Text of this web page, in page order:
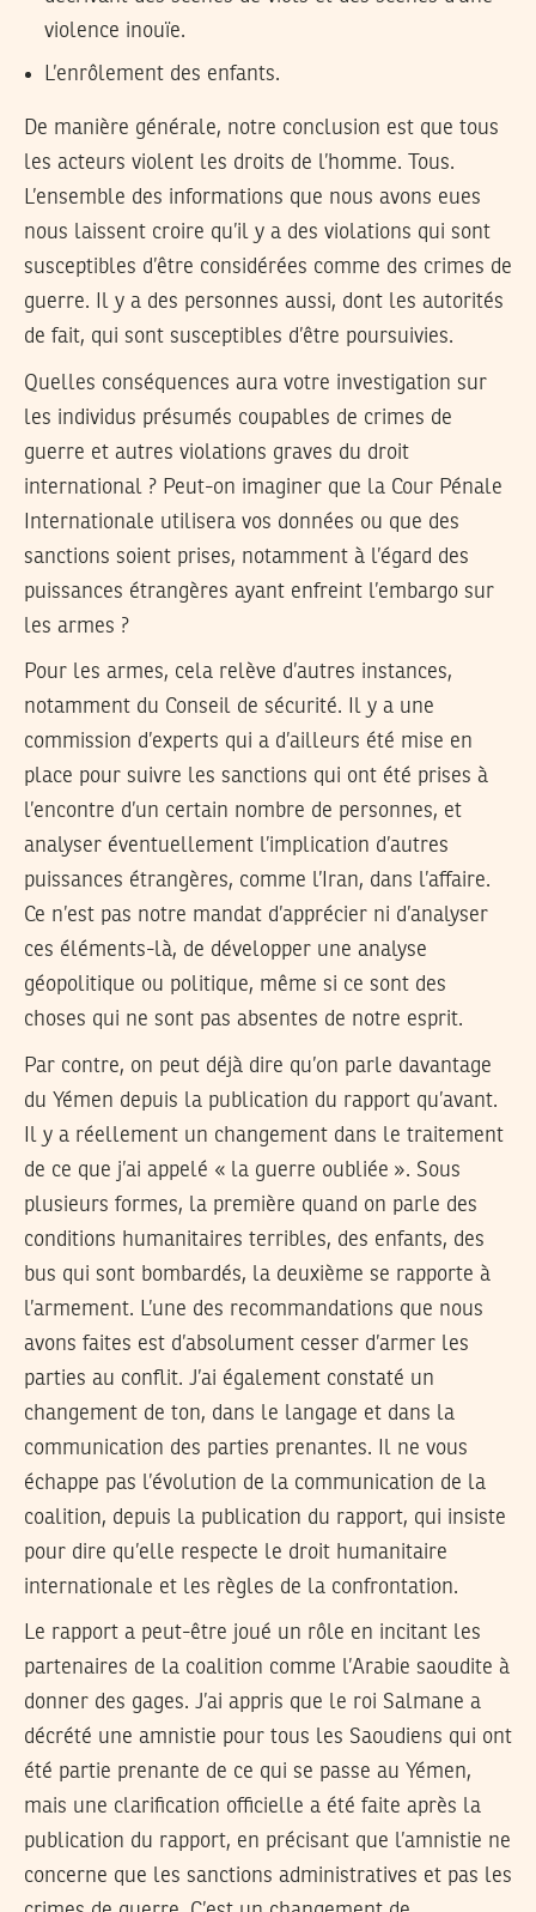
violence inouïe.
L’enrôlement des enfants.
De manière générale, notre conclusion est que tous
les acteurs violent les droits de l’homme. Tous.
L’ensemble des informations que nous avons eues
nous laissent croire qu’il y a des violations qui sont
susceptibles d’être considérées comme des crimes de
guerre. Il y a des personnes aussi, dont les autorités
de fait, qui sont susceptibles d’être poursuivies.
Quelles conséquences aura votre investigation sur
les individus présumés coupables de crimes de
guerre et autres violations graves du droit
international ? Peut-on imaginer que la Cour Pénale
Internationale utilisera vos données ou que des
sanctions soient prises, notamment à l’égard des
puissances étrangères ayant enfreint l’embargo sur
les armes ?
Pour les armes, cela relève d’autres instances,
notamment du Conseil de sécurité. Il y a une
commission d’experts qui a d’ailleurs été mise en
place pour suivre les sanctions qui ont été prises à
l’encontre d’un certain nombre de personnes, et
analyser éventuellement l’implication d’autres
puissances étrangères, comme l’Iran, dans l’affaire.
Ce n’est pas notre mandat d’apprécier ni d’analyser
ces éléments-là, de développer une analyse
géopolitique ou politique, même si ce sont des
choses qui ne sont pas absentes de notre esprit.
Par contre, on peut déjà dire qu’on parle davantage
du Yémen depuis la publication du rapport qu’avant.
Il y a réellement un changement dans le traitement
de ce que j’ai appelé « la guerre oubliée ». Sous
plusieurs formes, la première quand on parle des
conditions humanitaires terribles, des enfants, des
bus qui sont bombardés, la deuxième se rapporte à
l’armement. L’une des recommandations que nous
avons faites est d’absolument cesser d’armer les
parties au conflit. J’ai également constaté un
changement de ton, dans le langage et dans la
communication des parties prenantes. Il ne vous
échappe pas l’évolution de la communication de la
coalition, depuis la publication du rapport, qui insiste
pour dire qu’elle respecte le droit humanitaire
internationale et les règles de la confrontation.
Le rapport a peut-être joué un rôle en incitant les
partenaires de la coalition comme l’Arabie saoudite à
donner des gages. J’ai appris que le roi Salmane a
décrété une amnistie pour tous les Saoudiens qui ont
été partie prenante de ce qui se passe au Yémen,
mais une clarification officielle a été faite après la
publication du rapport, en précisant que l’amnistie ne
concerne que les sanctions administratives et pas les